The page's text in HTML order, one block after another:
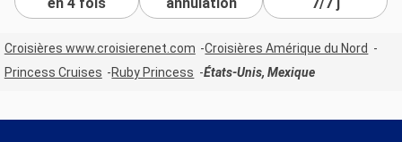
Croisières www.croisierenet.com
Croisières Amérique du Nord
Princess Cruises
Ruby Princess États-Unis, Mexique